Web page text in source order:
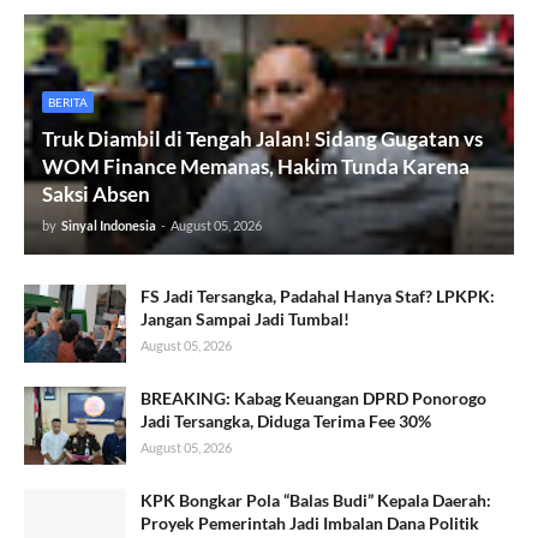
BERITA
Truk Diambil di Tengah Jalan! Sidang Gugatan vs
WOM Finance Memanas, Hakim Tunda Karena
Saksi Absen
by Sinyal Indonesia - August 05, 2026
FS Jadi Tersangka, Padahal Hanya Staf? LPKPK:
Jangan Sampai Jadi Tumbal!
August 05, 2026
BREAKING: Kabag Keuangan DPRD Ponorogo
Jadi Tersangka, Diduga Terima Fee 30%
August 05, 2026
KPK Bongkar Pola “Balas Budi” Kepala Daerah:
Proyek Pemerintah Jadi Imbalan Dana Politik